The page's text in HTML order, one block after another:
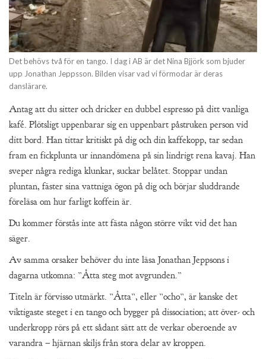
Det behövs två för en tango. I dag i AB är det Nina Bjjörk som bjuder
upp Jonathan Jeppsson. Bilden visar vad vi förmodar är deras
danslärare.
Antag att du sitter och dricker en dubbel espresso på ditt vanliga
kafé. Plötsligt uppenbarar sig en uppenbart påstruken person vid
ditt bord. Han tittar kritiskt på dig och din kaffekopp, tar sedan
fram en fickplunta ur innandömena på sin lindrigt rena kavaj. Han
sveper några rediga klunkar, suckar belåtet. Stoppar undan
pluntan, fäster sina vattniga ögon på dig och börjar sluddrande
föreläsa om hur farligt koffein är.
Du kommer förstås inte att fästa någon större vikt vid det han
säger.
Av samma orsaker behöver du inte läsa Jonathan Jeppsons i
dagarna utkomna: ”Åtta steg mot avgrunden.”
Titeln är förvisso utmärkt. ”Åtta”, eller ”ocho”, är kanske det
viktigaste steget i en tango och bygger på dissociation; att över- och
underkropp rörs på ett sådant sätt att de verkar oberoende av
varandra – hjärnan skiljs från stora delar av kroppen.